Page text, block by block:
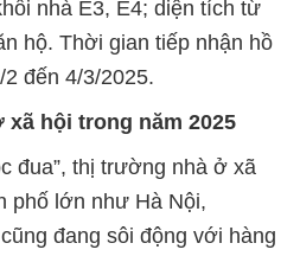
nhà E3, E4; diện tích từ
hộ. Thời gian tiếp nhận hồ
đến 4/3/2025.
xã hội trong năm 2025
đua”, thị trường nhà ở xã
phố lớn như Hà Nội,
đang sôi động với hàng